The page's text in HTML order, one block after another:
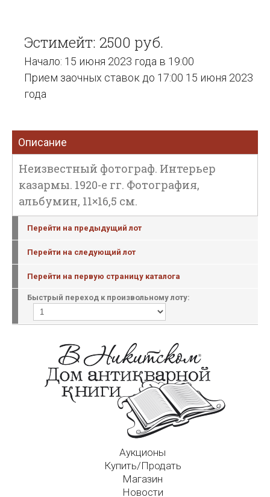
Эстимейт: 2500 руб.
Начало: 15 июня 2023 года в 19:00
Прием заочных ставок до 17:00 15 июня 2023
года
Описание
Неизвестный фотограф. Интерьер
казармы. 1920-е гг. Фотография,
альбумин, 11×16,5 см.
Перейти на предыдущий лот
Перейти на следующий лот
Перейти на первую страницу каталога
Быстрый переход к произвольному лоту:
Аукционы
Купить/Продать
Магазин
Новости